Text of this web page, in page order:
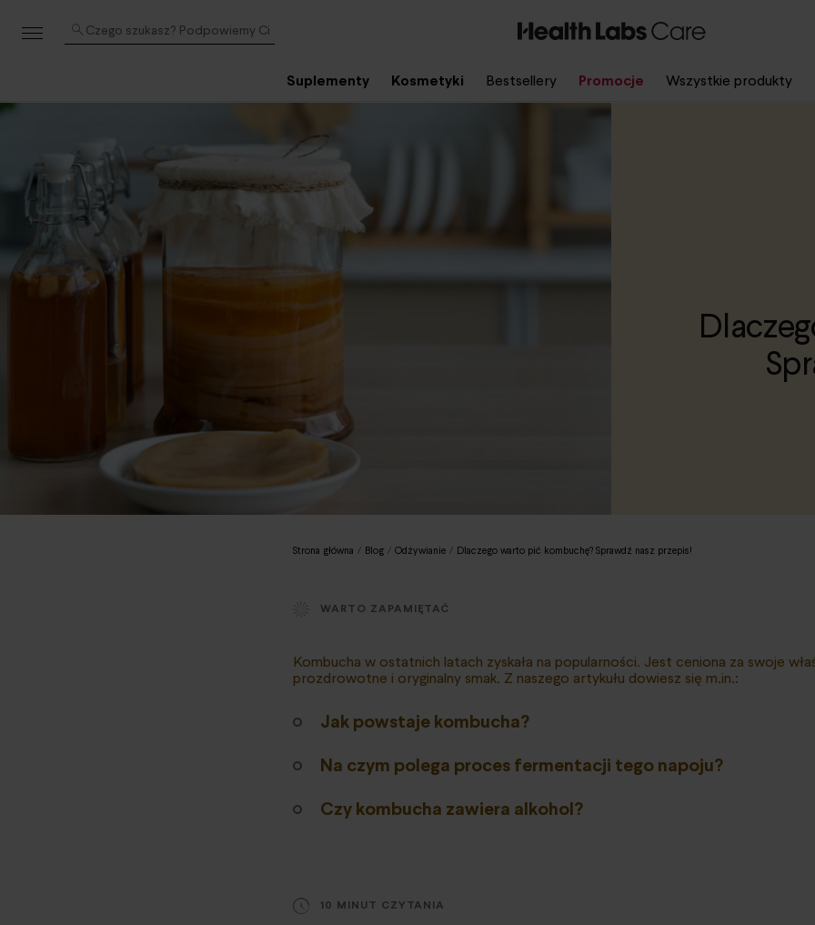
Czego szukasz? Podpowiemy Ci
Suplementy Kosmetyki Bestsellery Promocje Wszystkie produkty
Strona główna / Blog / Odżywianie / Dlaczego warto pić kombuchę? Sprawdź nasz przepis!
WARTO ZAPAMIĘTAĆ
Kombucha w ostatnich latach zyskała na popularności. Jest ceniona za swoje
prozdrowotne i oryginalny smak. Z naszego artykułu dowiesz się m.in.:
Jak powstaje kombucha?
Na czym polega proces fermentacji tego napoju?
Czy kombucha zawiera alkohol?
10 MINUT CZYTANIA